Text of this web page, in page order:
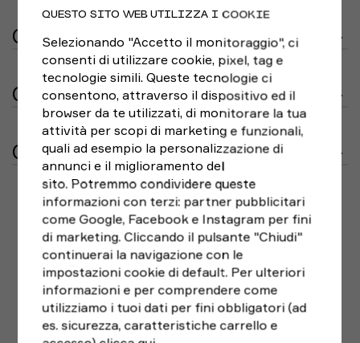
Seguendo i suggerimenti dei trail runner, sono state
aggiunte altre tasche per riporre snack e chiavi,
nonché un sistema per appendere la maglia quando è il
momento di toglierla. La finitura impermeabile degli
Short Trail RunningNike mantiene la pelle asciutta
anche in condizioni di umidità. La cintura elastica sul
retro e le tasche posteriori con zip consentono di
riporre al sicuro i tuoi oggetti indispensabili. La
fascetta laterale consente di appendere facilmente la
maglia quando la corsa entra nel vivo.
Caratteristiche:
Corpo: 100% nylon
Interno: 100% poliestere.
Lavabile in lavatrice
CARATTERISTICHE
Modello: DX1021-010
Brand: Nike
Genere:Donna
Sport:Trail Running
GUIDA TAGLIE
PANTALONI DONNA RUNNING
Taglia
Vita (cm)
Fianchi (cm)
54 - 60
78 - 84
60 - 67
84 - 91
67 - 74
91 -98
74 - 81
98 - 105
81 - 88
105 - 112
88 - 98
112 - 120
98 - 108 120 - 128
CONSEGNA E RESI
Consegna in 2/3 giorni lavoratividalla conferma
dell’ordine, ad eccezione di Calabria, Sicilia e Sardegna
che potrebbero richiedere tempistiche diverse.
La spedizione è gratuita per acquisti superiori a €
per ordini inferiori il costo della spedizione
standard è di € 5,90.
Se hai cambiato idea e non sei pienamente soddisfatto
del tuo acquisto, puoi sempre restituirlo entro 14
giornidalla ricezione, seguendo le indicazioni di RESO
POTREBBE PIACERTI
QUESTO SITO WEB UTILIZZA I COOKIE
Selezionando "Accetto il monitoraggio", ci
consenti di utilizzare cookie, pixel, tag e
tecnologie simili. Queste tecnologie ci
consentono, attraverso il dispositivo ed il
browser da te utilizzati, di monitorare la tua
attività per scopi di marketing e funzionali,
quali ad esempio la personalizzazione di
annunci e il miglioramento del
sito. Potremmo condividere queste
informazioni con terzi: partner pubblicitari
come Google, Facebook e Instagram per fini
di marketing. Cliccando il pulsante "Chiudi"
continuerai la navigazione con le
impostazioni cookie di default. Per ulteriori
informazioni e per comprendere come
utilizziamo i tuoi dati per fini obbligatori (ad
es. sicurezza, caratteristiche carrello e